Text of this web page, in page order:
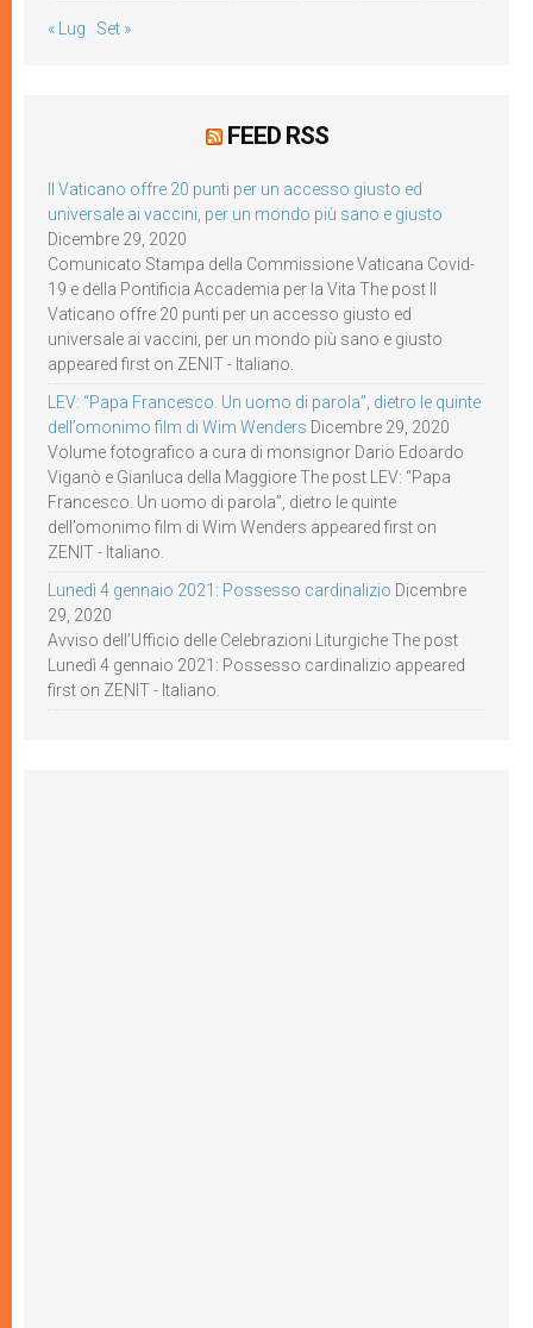
« Lug Set »
FEED RSS
Il Vaticano offre 20 punti per un accesso giusto ed
universale ai vaccini, per un mondo più sano e giusto
Dicembre 29, 2020
Comunicato Stampa della Commissione Vaticana Covid-
19 e della Pontificia Accademia per la Vita The post Il
Vaticano offre 20 punti per un accesso giusto ed
universale ai vaccini, per un mondo più sano e giusto
appeared first on ZENIT - Italiano.
LEV: “Papa Francesco. Un uomo di parola”, dietro le quinte
dell’omonimo film di Wim Wenders Dicembre 29, 2020
Volume fotografico a cura di monsignor Dario Edoardo
Viganò e Gianluca della Maggiore The post LEV: “Papa
Francesco. Un uomo di parola”, dietro le quinte
dell’omonimo film di Wim Wenders appeared first on
ZENIT - Italiano.
Lunedì 4 gennaio 2021: Possesso cardinalizio Dicembre
29, 2020
Avviso dell’Ufficio delle Celebrazioni Liturgiche The post
Lunedì 4 gennaio 2021: Possesso cardinalizio appeared
first on ZENIT - Italiano.